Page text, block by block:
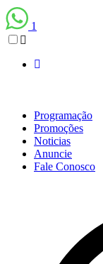
1
Programação
Promoções
Noticias
Anuncie
Fale Conosco